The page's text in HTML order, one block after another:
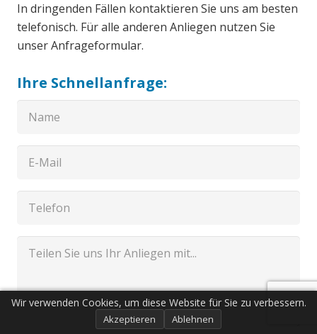
In dringenden Fällen kontaktieren Sie uns am besten
telefonisch. Für alle anderen Anliegen nutzen Sie
unser Anfrageformular.
Ihre Schnellanfrage:
Wir verwenden Cookies, um diese Website für Sie zu verbessern.
Akzeptieren Ablehnen